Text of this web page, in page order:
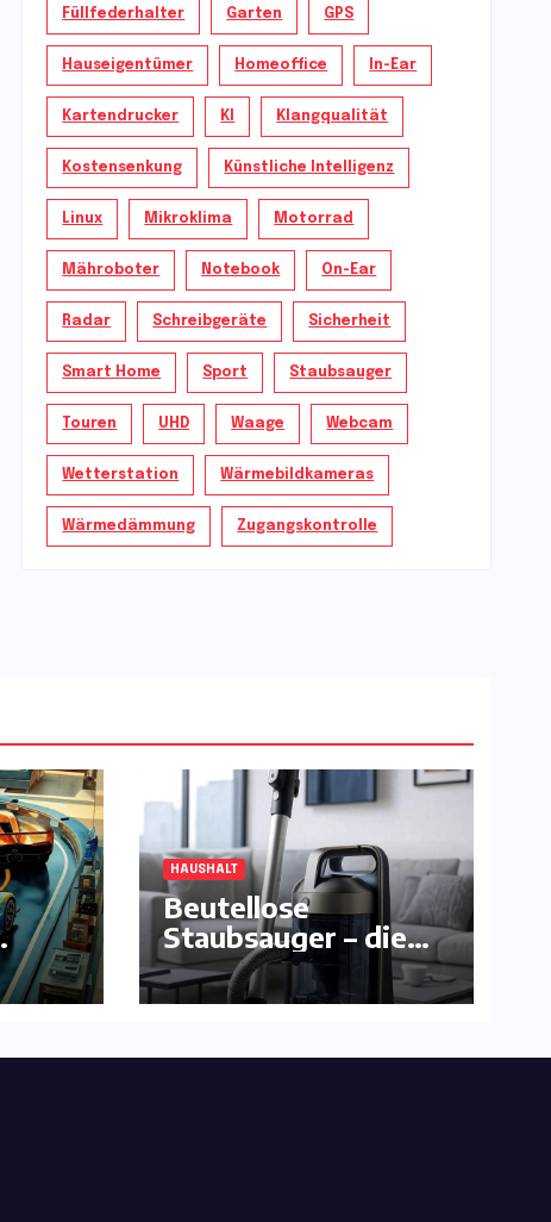
Füllfederhalter Garten GPS
Hauseigentümer Homeoffice In-Ear
Kartendrucker KI Klangqualität
Kostensenkung Künstliche Intelligenz
Linux Mikroklima Motorrad
Mähroboter Notebook On-Ear
Radar Schreibgeräte Sicherheit
Smart Home Sport Staubsauger
Touren UHD Waage Webcam
Wetterstation Wärmebildkameras
Wärmedämmung Zugangskontrolle
HAUSHALT
Beutellose
Staubsauger – die
komfortable
Alternative ?